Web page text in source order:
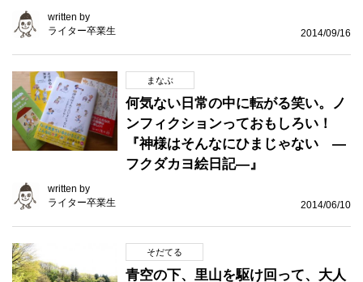
written by
ライター卒業生
2014/09/16
まなぶ
何気ない日常の中に転がる笑い。ノ
ンフィクションっておもしろい！
『神様はそんなにひまじゃない ―
フクダカヨ絵日記―』
written by
ライター卒業生
2014/06/10
そだてる
青空の下、里山を駆け回って、大人